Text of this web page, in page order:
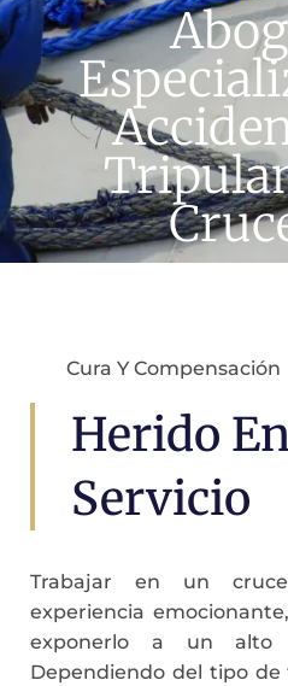
Cura Y Compensación
Herido
Servicio
Trabajar en un
experiencia
exponerlo a un alto
Dependiendo del tipo